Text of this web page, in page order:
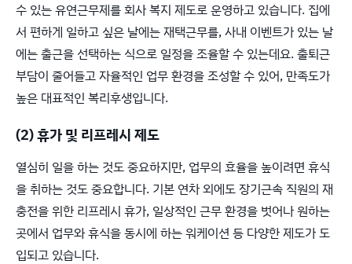
수 있는 유연근무제를 회사 복지 제도로 운영하고 있습니다. 집에
서 편하게 일하고 싶은 날에는 재택근무를, 사내 이벤트가 있는 날
에는 출근을 선택하는 식으로 일정을 조율할 수 있는데요. 출퇴근
부담이 줄어들고 자율적인 업무 환경을 조성할 수 있어, 만족도가
높은 대표적인 복리후생입니다.
(2) 휴가 및 리프레시 제도
열심히 일을 하는 것도 중요하지만, 업무의 효율을 높이려면 휴식
을 취하는 것도 중요합니다. 기본 연차 외에도 장기근속 직원의 재
충전을 위한 리프레시 휴가, 일상적인 근무 환경을 벗어나 원하는
곳에서 업무와 휴식을 동시에 하는 워케이션 등 다양한 제도가 도
입되고 있습니다.